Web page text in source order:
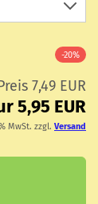
-20%
7,49 EUR
5,95 EUR
MwSt. zzgl. Versand